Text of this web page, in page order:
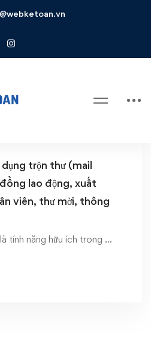
merge)
thư (mail merge)
dụng trộn thư (mail
lao động, xuất
viên, thư mời, thông
tính năng hữu ích trong …